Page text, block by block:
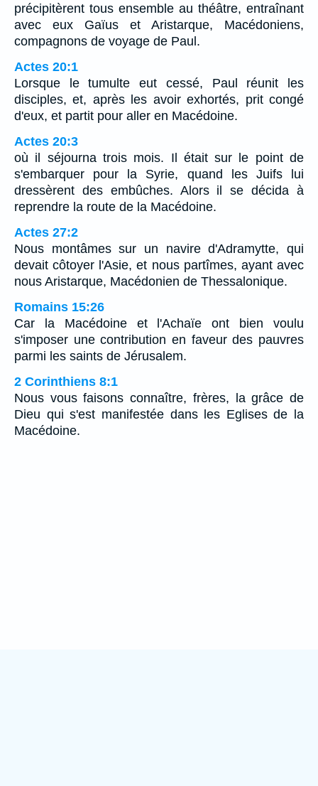
précipitèrent tous ensemble au théâtre, entraînant
avec eux Gaïus et Aristarque, Macédoniens,
compagnons de voyage de Paul.
Actes 20:1
Lorsque le tumulte eut cessé, Paul réunit les
disciples, et, après les avoir exhortés, prit congé
d'eux, et partit pour aller en Macédoine.
Actes 20:3
où il séjourna trois mois. Il était sur le point de
s'embarquer pour la Syrie, quand les Juifs lui
dressèrent des embûches. Alors il se décida à
reprendre la route de la Macédoine.
Actes 27:2
Nous montâmes sur un navire d'Adramytte, qui
devait côtoyer l'Asie, et nous partîmes, ayant avec
nous Aristarque, Macédonien de Thessalonique.
Romains 15:26
Car la Macédoine et l'Achaïe ont bien voulu
s'imposer une contribution en faveur des pauvres
parmi les saints de Jérusalem.
2 Corinthiens 8:1
Nous vous faisons connaître, frères, la grâce de
Dieu qui s'est manifestée dans les Eglises de la
Macédoine.